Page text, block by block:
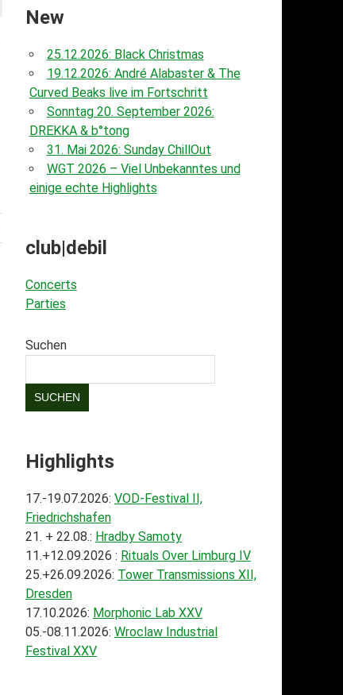
New
25.12.2026: Black Christmas
19.12.2026: André Alabaster & The
Curved Beaks live im Fortschritt
Sonntag 20. September 2026:
DREKKA & b°tong
31. Mai 2026: Sunday ChillOut
WGT 2026 – Viel Unbekanntes und
einige echte Highlights
club|debil
Concerts
Parties
Suchen
SUCHEN
Highlights
17.-19.07.2026: VOD-Festival II,
Friedrichshafen
21. + 22.08.: Hradby Samoty
11.+12.09.2026 : Rituals Over Limburg IV
25.+26.09.2026: Tower Transmissions XII,
Dresden
17.10.2026: Morphonic Lab XXV
05.-08.11.2026: Wroclaw Industrial
Festival XXV